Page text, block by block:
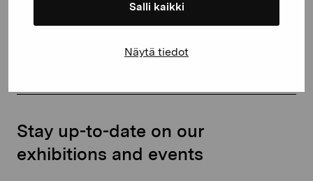
Salli kaikki
Näytä tiedot
Stay up-to-date on our
exhibitions and events